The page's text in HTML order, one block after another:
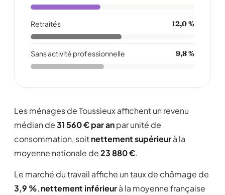
Retraités 12,0 %
Sans activité professionnelle 9,8 %
Les ménages de Toussieux affichent un revenu
médian de31 560 € par anpar unité de
consommation, soitnettement supérieurà la
moyenne nationale de23 880 €.
Le marché du travail affiche un taux de chômage de
3,9 %, nettement inférieurà la moyenne française